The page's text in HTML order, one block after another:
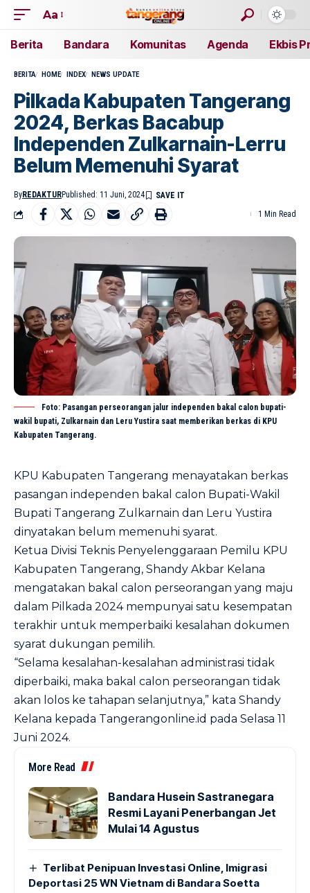
Aa
Berita Bandara Komunitas Agenda Ekbis
BERITA HOME INDEX NEWS UPDATE
Pilkada Kabupaten Tangerang
2024, Berkas Bacabup
Independen Zulkarnain-Lerru
Belum Memenuhi Syarat
ByREDAKTURPublished: 11 Juni, 2024
1 Min Read
Foto: Pasangan perseorangan jalur independen bakal calon bupati-
wakil bupati, Zulkarnain dan Leru Yustira saat memberikan berkas di KPU
Kabupaten Tangerang.
KPU Kabupaten Tangerang menayatakan berkas
pasangan independen bakal calon Bupati-Wakil
Bupati Tangerang Zulkarnain dan Leru Yustira
dinyatakan belum memenuhi syarat.
Ketua Divisi Teknis Penyelenggaraan Pemilu KPU
Kabupaten Tangerang, Shandy Akbar Kelana
mengatakan bakal calon perseorangan yang maju
dalam Pilkada 2024 mempunyai satu kesempatan
terakhir untuk memperbaiki kesalahan dokumen
syarat dukungan pemilih.
“Selama kesalahan-kesalahan administrasi tidak
diperbaiki, maka bakal calon perseorangan tidak
akan lolos ke tahapan selanjutnya,” kata Shandy
Kelana kepada Tangerangonline.id pada Selasa 11
Juni 2024.
More Read
Bandara Husein Sastranegara
Resmi Layani Penerbangan Jet
Mulai 14 Agustus
Terlibat Penipuan Investasi Online, Imigrasi
Deportasi 25 WN Vietnam di Bandara Soetta